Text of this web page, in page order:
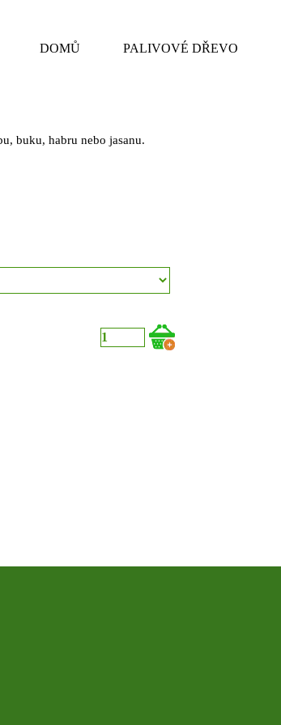
DOMŮ
PALIVOVÉ DŘEVO
buku, habru nebo jasanu.